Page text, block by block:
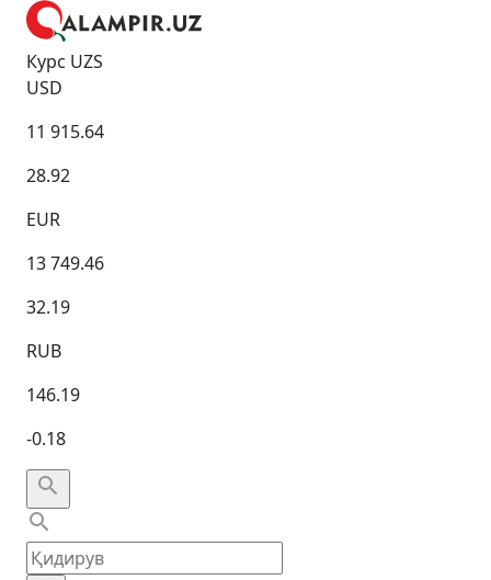
Курс UZS
USD
11 915.64
28.92
EUR
13 749.46
32.19
RUB
146.19
-0.18